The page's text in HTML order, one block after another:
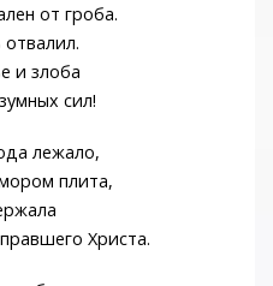
от гроба.
и злоба
сил!
лежало,
плита,
Христа.